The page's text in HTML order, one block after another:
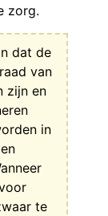
zorg.
dat de
van
zijn en
in
te